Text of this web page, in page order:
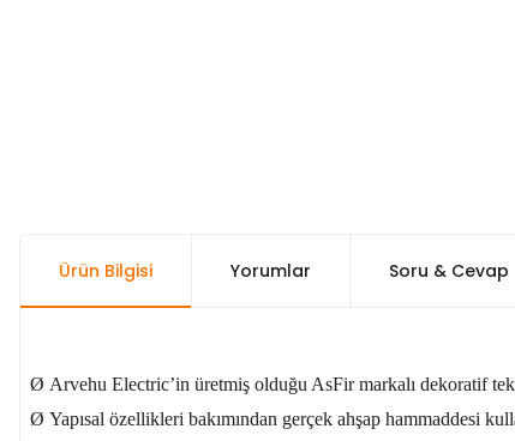
Ürün Bilgisi Yorumlar Soru & Cevap
Ø Arvehu Electric’in üretmiş olduğu AsFir markalı dekoratif
Ø Yapısal özellikleri bakımından gerçek ahşap hammaddesi